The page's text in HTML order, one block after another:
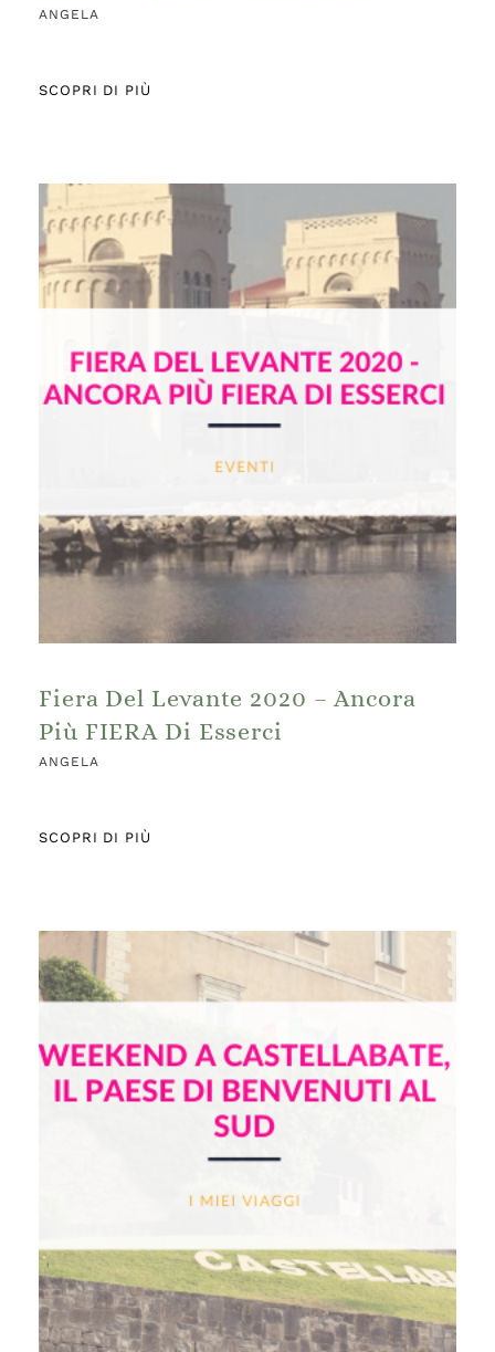
ANGELA
SCOPRI DI PIÙ
Fiera Del Levante 2020 – Ancora
Più FIERA Di Esserci
ANGELA
SCOPRI DI PIÙ